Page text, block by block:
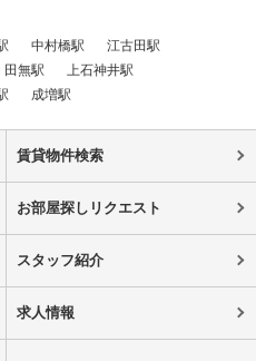
中村橋駅
江古田駅
田無駅
上石神井駅
成増駅
賃貸物件検索
お部屋探しリクエスト
スタッフ紹介
求人情報